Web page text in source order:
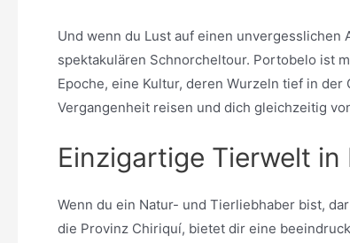
Und wenn du Lust auf einen
spektakulären Schnorcheltour. Portobelo ist
Epoche, eine Kultur, deren Wurzeln tief in
Vergangenheit reisen und dich gleichzeitig
Einzigartige Tierwelt in
Wenn du ein Natur- und Tierliebhaber bist,
die Provinz Chiriquí, bietet dir eine